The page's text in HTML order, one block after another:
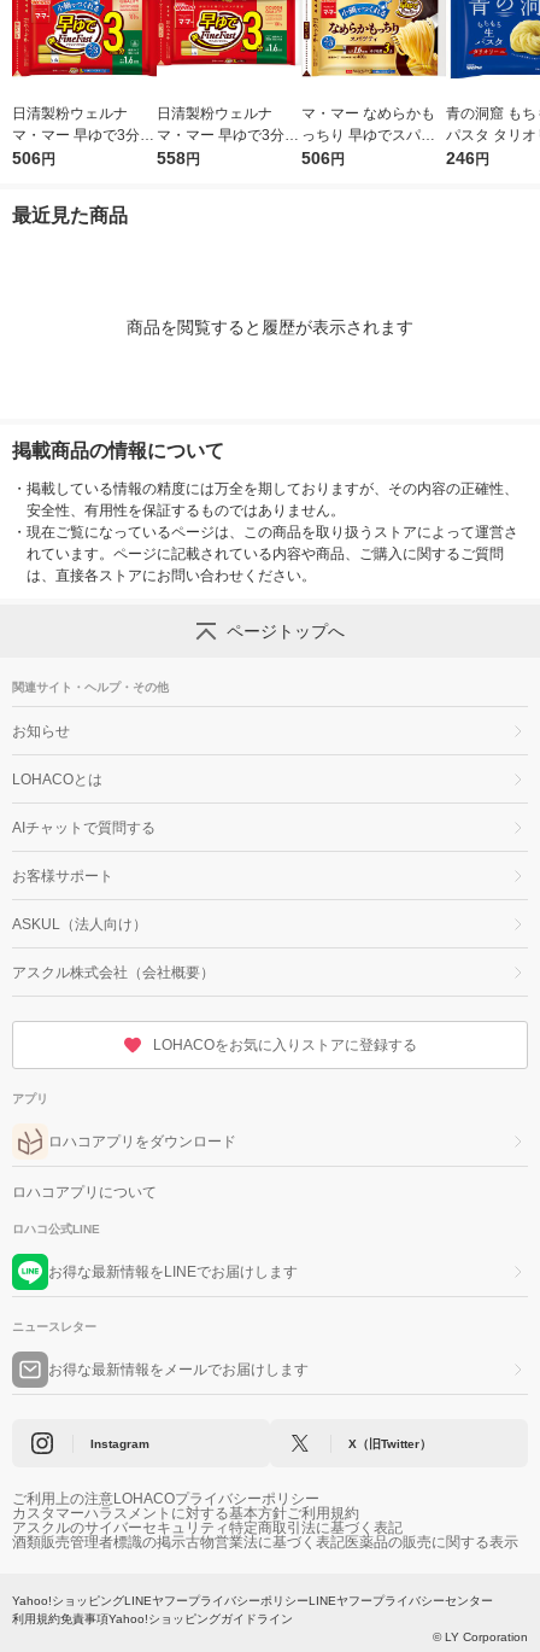
日清製粉ウェルナ
マ・マー 早ゆで3分ス
パゲティ2/3サイズ1.6
506円
日清製粉ウェルナ
マ・マー 早ゆで3分ス
パゲティ 1.6mm チャ
558円
マ・マー なめらかも
っちり 早ゆでスパゲ
ティ 2/3サイズ チャッ
506円
青の洞窟 もち
パスタ タリオ
1袋（150g）
246円
最近見た商品
商品を閲覧すると履歴が表示されます
掲載商品の情報について
・ 掲載している情報の精度には万全を期しておりますが、その内容の正確性、
安全性、有用性を保証するものではありません。
・ 現在ご覧になっているページは、この商品を取り扱うストアによって運営さ
れています。ページに記載されている内容や商品、ご購入に関するご質問
は、直接各ストアにお問い合わせください。
ページトップへ
関連サイト・ヘルプ・その他
お知らせ
LOHACOとは
AIチャットで質問する
お客様サポート
ASKUL（法人向け）
アスクル株式会社（会社概要）
LOHACOをお気に入りストアに登録する
アプリ
ロハコアプリをダウンロード
ロハコアプリについて
ロハコ公式LINE
お得な最新情報をLINEでお届けします
ニュースレター
お得な最新情報をメールでお届けします
Instagram X（旧Twitter）
ご利用上の注意LOHACOプライバシーポリシー
カスタマーハラスメントに対する基本方針ご利用規約
アスクルのサイバーセキュリティ特定商取引法に基づく表記
酒類販売管理者標識の掲示古物営業法に基づく表記医薬品の販売に関する表示
Yahoo!ショッピングLINEヤフープライバシーポリシーLINEヤフープライバシーセンター
利用規約免責事項Yahoo!ショッピングガイドライン
© LY Corporation